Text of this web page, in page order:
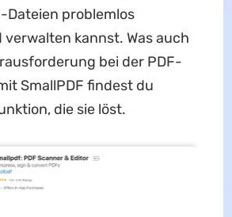
Dateien problemlos
verwalten kannst. Was auch
bei der PDF-
SmallPDF findest du
die sie löst.